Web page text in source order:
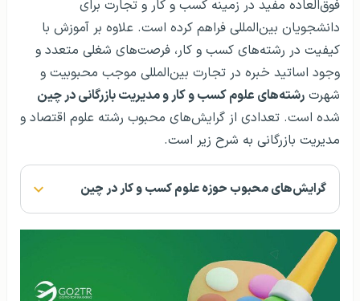
فوق‌العاده مفید در زمینه کسب و کار و تجارت برای
دانشجویان بین‌المللی فراهم کرده است. علاوه بر آموزش با
کیفیت در رشته‌های کسب و کار، فرصت‌های شغلی متعدد و
وجود اساتید خبره در تجارت بین‌المللی موجب محبوبیت و
شهرت رشته‌های علوم کسب و کار و مدیریت بازرگانی در چین
شده است. تعدادی از گرایش‌های محبوب رشته علوم اقتصاد و
مدیریت بازرگانی به شرح زیر است.
گرایش‌های محبوب حوزه علوم کسب و کار در چین